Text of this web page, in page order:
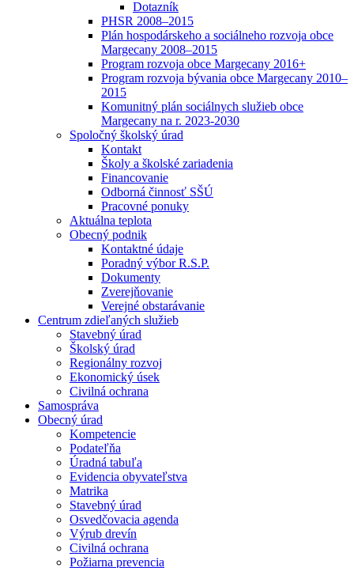
Dotazník
PHSR 2008–2015
Plán hospodárskeho a sociálneho rozvoja obce
Margecany 2008–2015
Program rozvoja obce Margecany 2016+
Program rozvoja bývania obce Margecany 2010–
2015
Komunitný plán sociálnych služieb obce
Margecany na r. 2023-2030
Spoločný školský úrad
Kontakt
Školy a školské zariadenia
Financovanie
Odborná činnosť SŠÚ
Pracovné ponuky
Aktuálna teplota
Obecný podnik
Kontaktné údaje
Poradný výbor R.S.P.
Dokumenty
Zverejňovanie
Verejné obstarávanie
Centrum zdieľaných služieb
Stavebný úrad
Školský úrad
Regionálny rozvoj
Ekonomický úsek
Civilná ochrana
Samospráva
Obecný úrad
Kompetencie
Podateľňa
Úradná tabuľa
Evidencia obyvateľstva
Matrika
Stavebný úrad
Osvedčovacia agenda
Výrub drevín
Civilná ochrana
Požiarna prevencia